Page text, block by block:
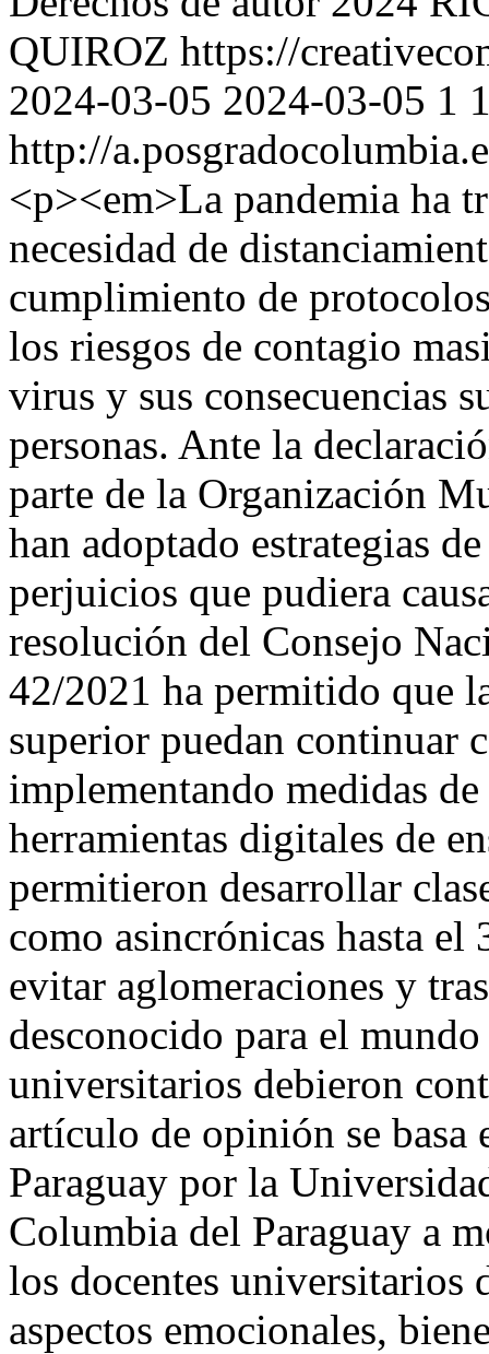
QUIROZ https://
2024-03-05 2024-03-05 1
http://
<p><em>La pandemia ha
necesidad de
cumplimiento de
los riesgos de contagio
virus y sus consecuencias
personas. Ante la
parte de la Organización
han adoptado estrategias
perjuicios que pudiera
resolución del Consejo
42/2021 ha permitido que
superior puedan continuar
implementando medidas
herramientas digitales de
permitieron desarrollar
como asincrónicas hasta el
evitar aglomeraciones y
desconocido para el
universitarios debieron
artículo de opinión se basa
Paraguay por la
Columbia del Paraguay a
los docentes universitarios
aspectos emocionales,